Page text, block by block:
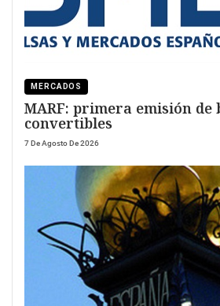
MERCADOS
MARF: primera emisión de
convertibles
7 De Agosto De 2026